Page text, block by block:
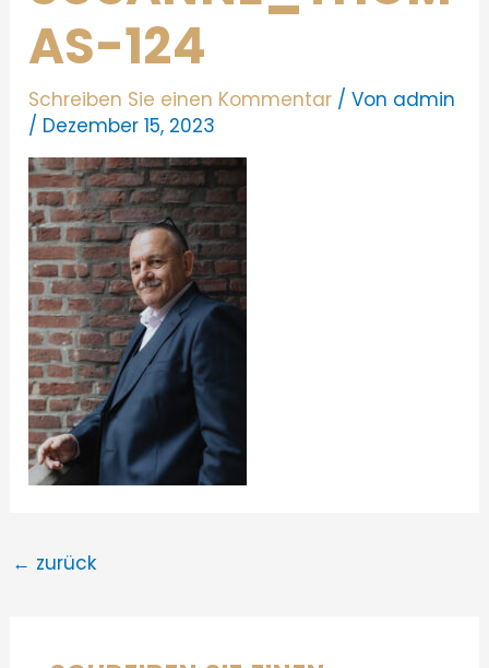
AS-124
Schreiben Sie einen Kommentar / Von admin
/ Dezember 15, 2023
← zurück